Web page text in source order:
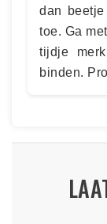
dan
toe. Ga
tijdje
binden.